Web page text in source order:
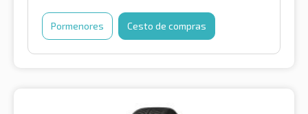
Pormenores Cesto de compras